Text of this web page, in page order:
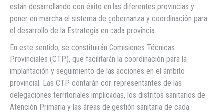
están desarrollando con éxito en las diferentes provincias y
poner en marcha el sistema de gobernanza y coordinación para
el desarrollo de la Estrategia en cada provincia.
En este sentido, se constituirán Comisiones Técnicas
Provinciales (CTP), que facilitarán la coordinación para la
implantación y seguimiento de las acciones en el ámbito
provincial. Las CTP contarán con representantes de las
delegaciones territoriales implicadas, los distritos sanitarios de
Atención Primaria y las áreas de gestión sanitaria de cada